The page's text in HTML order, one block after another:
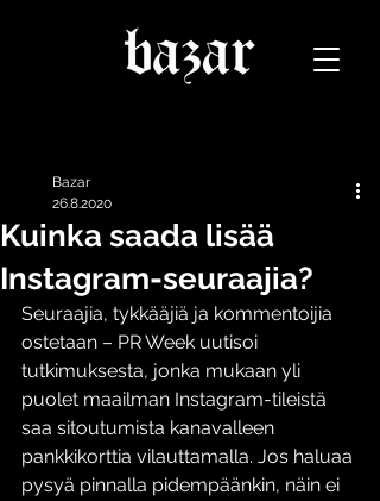
Kuinka saada lisää
Instagram-seuraajia?
Bazar
26.8.2020
Seuraajia, tykkääjiä ja kommentoijia
ostetaan – PR Week uutisoi
tutkimuksesta, jonka mukaan yli
puolet maailman Instagram-tileistä
saa sitoutumista kanavalleen
pankkikorttia vilauttamalla. Jos haluaa
pysyä pinnalla pidempäänkin, näin ei